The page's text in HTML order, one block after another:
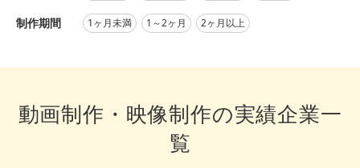
制作期間 1ヶ月未満 1～2ヶ月 2ヶ月以上
動画制作・映像制作の実績企業一
覧